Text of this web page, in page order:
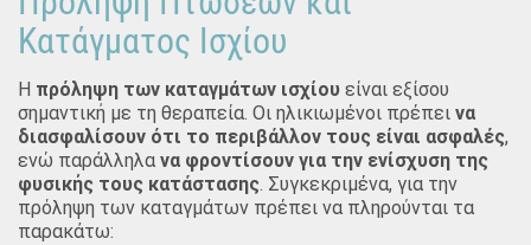
Κατάγματος Ισχίου
Η πρόληψη των καταγμάτων ισχίου είναι εξίσου
σημαντική με τη θεραπεία. Οι ηλικιωμένοι πρέπει να
διασφαλίσουν ότι το περιβάλλον τους είναι ασφαλές,
ενώ παράλληλα να φροντίσουν για την ενίσχυση της
φυσικής τους κατάστασης. Συγκεκριμένα, για την
πρόληψη των καταγμάτων πρέπει να πληρούνται τα
παρακάτω: